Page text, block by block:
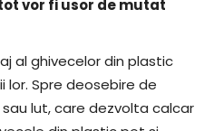
vor fi usor de mutat
al ghivecelor din plastic
Spre deosebire de
lut, care dezvolta calcar